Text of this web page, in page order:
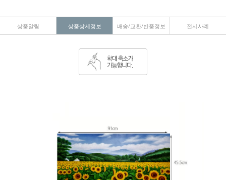
상품알림 상품상세정보 배송/교환/반품정보 전시사례